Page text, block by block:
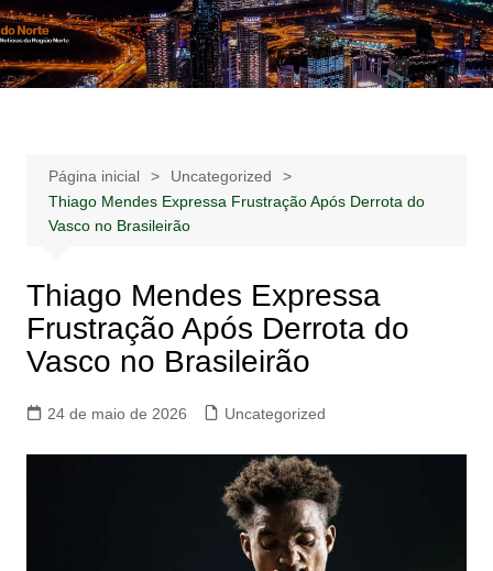
Ir
para
o
Notícias –
Publicidades –
Notícias – Publicidades – Anúncios
Página inicial
Uncategorized
Thiago Mendes Expressa Frustração Após Derrota do
Vasco no Brasileirão
Thiago Mendes Expressa
Frustração Após Derrota do
Vasco no Brasileirão
24 de maio de 2026 Uncategorized